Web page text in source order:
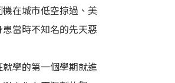
在城市低空掠過、美
當時不知名的先天惡
學的第一個學期就進